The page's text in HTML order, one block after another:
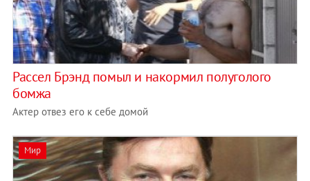
Рассел Брэнд помыл и накормил полуголого
бомжа
Актер отвез его к себе домой
Мир